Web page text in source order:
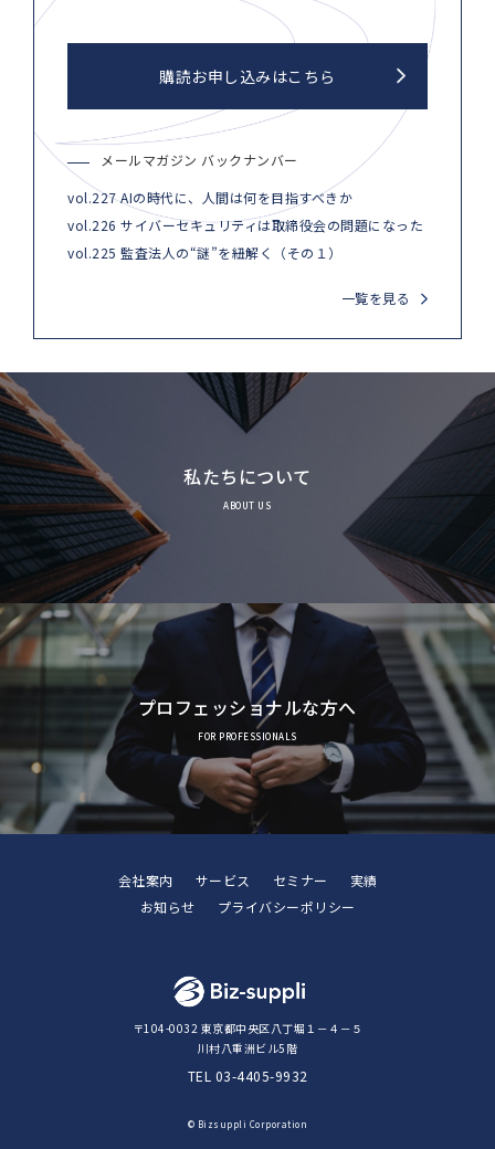
購読お申し込みはこちら
メールマガジン バックナンバー
vol.227 AIの時代に、人間は何を目指すべきか
vol.226 サイバーセキュリティは取締役会の問題になった
vol.225 監査法人の“謎”を紐解く（その１）
一覧を見る
私たちについて
ABOUT US
プロフェッショナルな方へ
FOR PROFESSIONALS
〒104-0032 東京都中央区八丁堀１－４－５
川村八重洲ビル5階
TEL 03-4405-9932
© Bizsuppli Corporation
会社案内 サービス セミナー
実績
お知らせ
プライバシーポリシー